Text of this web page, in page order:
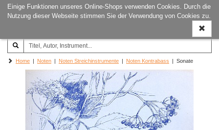
Einige Funktionen unseres Online-Shops verwenden Cookies. Durch die
Nutzung dieser Webseite stimmen Sie der Verwendung von Cookies zu.
ein-/
Joachim‐Trekel‐Musikverlag,
Hamburg
Home | Noten | Noten Streichinstrumente | Noten Kontrabass | Sonate